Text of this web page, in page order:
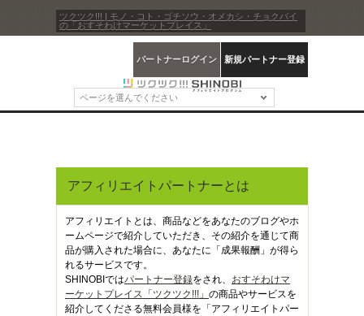
ツクツク!!! | モノ・コト・ゴチソウ・オメカシ・チョクバイ
の「おすそわけマーケットプレイス」
パートナーログイン 新規パートナー登録
ページを選んでください
アフィリエイトパートナーとは
アフィリエイトとは、商品などをあなたのブログやホ
ームページで紹介していただき、その紹介を通じて商
品が購入された場合に、あなたに「成果報酬」が得ら
れるサービスです。
SHINOBIではパートナー登録をされ、 おすそわけマ
ーケットプレイス「ツクツク!!!」 の商品やサービスを
紹介してくださる無料会員様を「アフィリエイトパー